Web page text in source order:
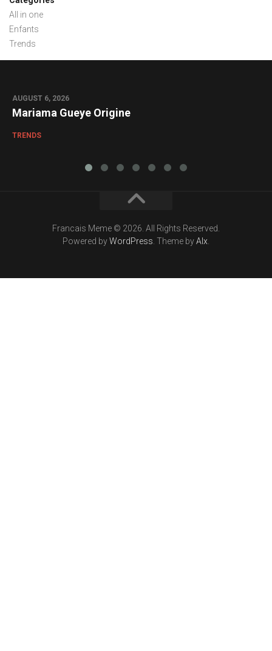
All in one
Enfants
Trends
AUGUST 6, 2026
Mariama Gueye Origine
TRENDS
Francais Meme © 2026. All Rights Reserved.
Powered byWordPress . Theme byAlx